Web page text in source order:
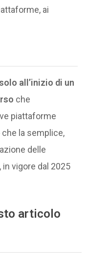
ai
all’inizio di un
che
piattaforme
la semplice,
delle
vigore dal 2025
articolo